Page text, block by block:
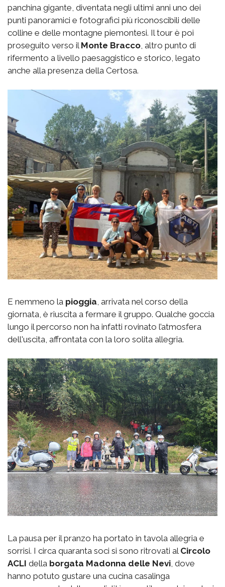
panchina gigante, diventata negli ultimi anni uno dei
punti panoramici e fotografici più riconoscibili delle
colline e delle montagne piemontesi. Il tour è poi
proseguito verso il Monte Bracco , altro punto di
rifermento a livello paesaggistico e storico, legato
anche alla presenza della Certosa.
E nemmeno la pioggia , arrivata nel corso della
giornata, è riuscita a fermare il gruppo. Qualche goccia
lungo il percorso non ha infatti rovinato l’atmosfera
dell'uscita, affrontata con la loro solita allegria.
La pausa per il pranzo ha portato in tavola allegria e
sorrisi. I circa quaranta soci si sono ritrovati al Circolo
ACLI della borgata Madonna delle Nevi, dove
hanno potuto gustare una cucina casalinga